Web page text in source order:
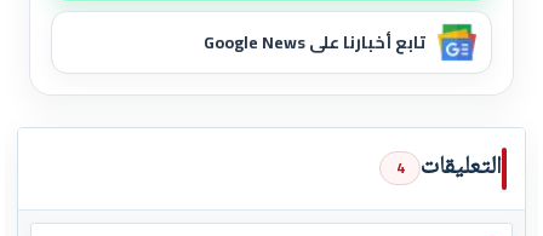
تابع أخبارنا على Google News
التعليقات 4